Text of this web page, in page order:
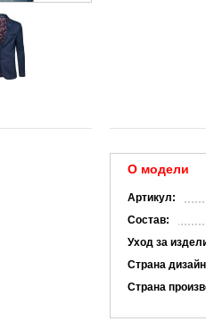
О модели
Артикул:
Состав:
Уход за
Страна
Страна